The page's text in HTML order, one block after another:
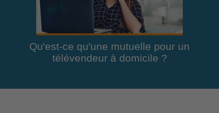
Qu'est-ce qu'une mutuelle pour un
télévendeur à domicile ?